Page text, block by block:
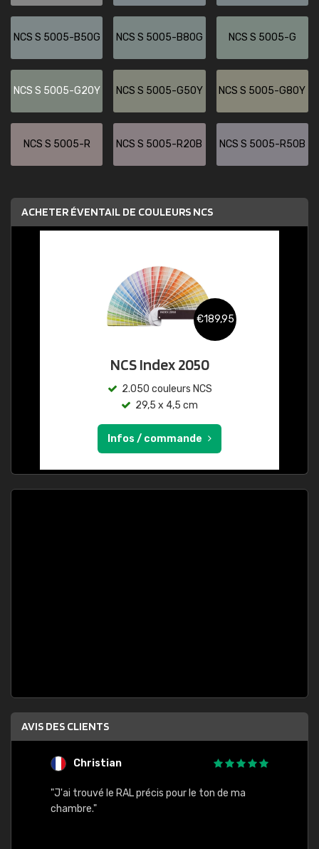
NCS S 5005-B50G NCS S 5005-B80G NCS S 5005-G
NCS S 5005-G20Y NCS S 5005-G50Y NCS S 5005-G80Y
NCS S 5005-R NCS S 5005-R20B NCS S 5005-R50B
ACHETER ÉVENTAIL DE COULEURS NCS
€189,95
NCS Index 2050
2.050 couleurs NCS
29,5 x 4,5 cm
Infos / commande
AVIS DES CLIENTS
Christian
"J'ai trouvé le RAL précis pour le ton de ma
chambre."